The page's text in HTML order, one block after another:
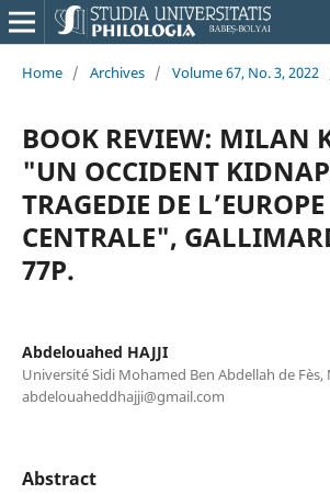
Home / Archives / Volume 67, No. 3, 2022
BOOK REVIEW: MILAN
"UN OCCIDENT
TRAGEDIE DE L’EUROPE
CENTRALE",
77P.
Abdelouahed HAJJI
Université Sidi Mohamed Ben Abdellah de Fès,
abdelouaheddhajji@gmail.com
Abstract